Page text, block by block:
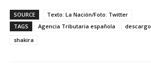
SOURCE
Texto: La Nación/Foto: Twitter
TAGS
Agencia Tributaria española descargo
shakira